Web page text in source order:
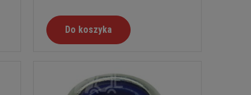
Do koszyka